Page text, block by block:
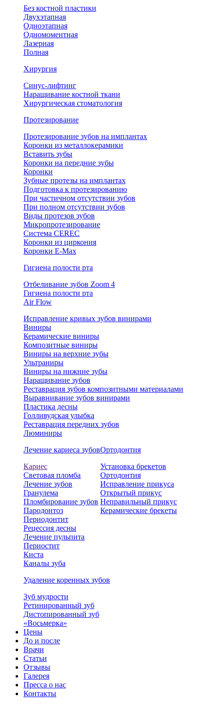
Без костной пластики
Двухэтапная
Одноэтапная
Одномоментная
Лазерная
Полная
Хирургия
Синус-лифтинг
Наращивание костной ткани
Хирургическая стоматология
Протезирование
Протезирование зубов на имплантах
Коронки из металлокерамики
Вставить зубы
Коронки на передние зубы
Коронки
Зубные протезы на имплантах
Подготовка к протезированию
При частичном отсутствии зубов
При полном отсутствии зубов
Виды протезов зубов
Микропротезирование
Система CEREC
Коронки из циркония
Коронки E-Max
Гигиена полости рта
Отбеливание зубов Zoom 4
Гигиена полости рта
Air Flow
Исправление кривых зубов винирами
Виниры
Керамические виниры
Композитные виниры
Виниры на верхние зубы
Ультраниры
Виниры на нижние зубы
Наращивание зубов
Реставрация зубов композитными материалами
Выравнивание зубов винирами
Пластика десны
Голливудская улыбка
Реставрация передних зубов
Люминиры
Лечение кариеса зубов
Кариес
Световая пломба
Лечение зубов
Гранулема
Пломбирование зубов
Пародонтоз
Периодонтит
Рецессия десны
Лечение пульпита
Периостит
Киста
Каналы зуба
Ортодонтия
Установка брекетов
Ортодонтия
Исправление прикуса
Открытый прикус
Неправильный прикус
Керамические брекеты
Удаление коренных зубов
Зуб мудрости
Ретинированный зуб
Дистопированный зуб
«Восьмерка»
Цены
До и после
Врачи
Статьи
Отзывы
Галерея
Пресса о нас
Контакты